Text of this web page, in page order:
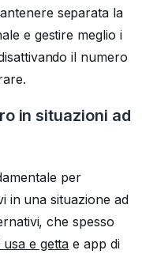
separata la
e gestire meglio i
il numero
in situazioni ad
per
in una situazione ad
che spesso
e getta e app di